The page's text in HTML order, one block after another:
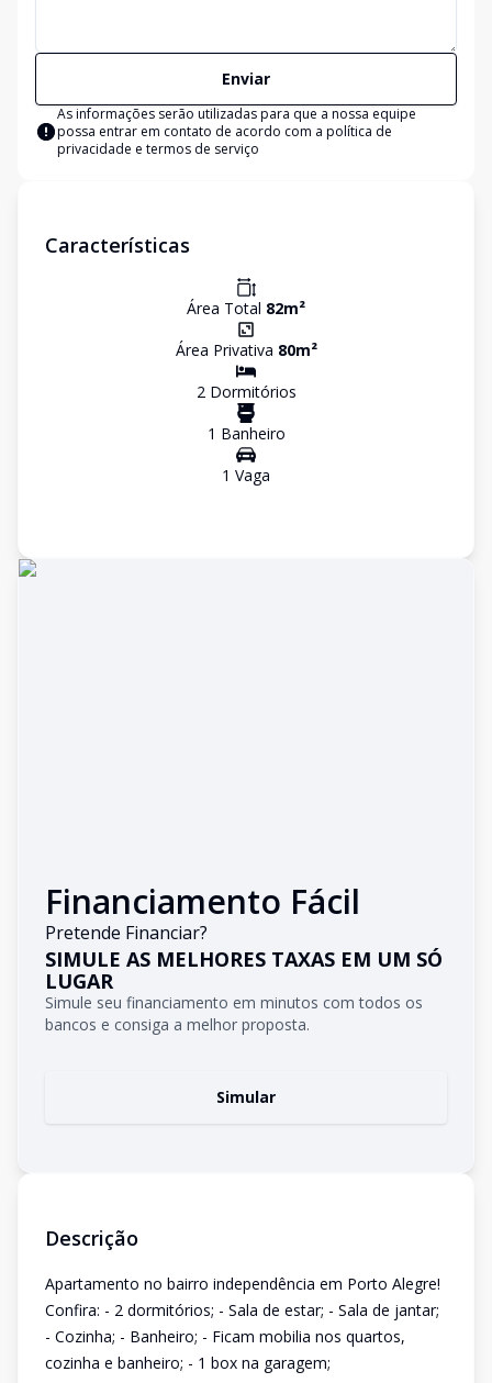
Enviar
As informações serão utilizadas para que a nossa equipe
possa entrar em contato de acordo com a política de
privacidade e termos de serviço
Características
Área Total 82m²
Área Privativa 80m²
2Dormitórios
1 Banheiro
1 Vaga
Financiamento Fácil
Pretende Financiar?
SIMULE AS MELHORES TAXAS EM UM SÓ
LUGAR
Simule seu financiamento em minutos com todos os
bancos e consiga a melhor proposta.
Simular
Descrição
Apartamento no bairro independência em Porto Alegre!
Confira: - 2 dormitórios; - Sala de estar; - Sala de jantar;
- Cozinha; - Banheiro; - Ficam mobilia nos quartos,
cozinha e banheiro; - 1 box na garagem;